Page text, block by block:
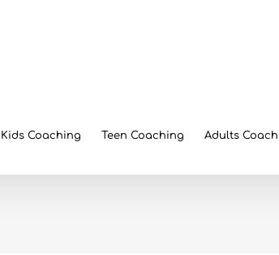
Kids Coaching Teen Coaching Adults